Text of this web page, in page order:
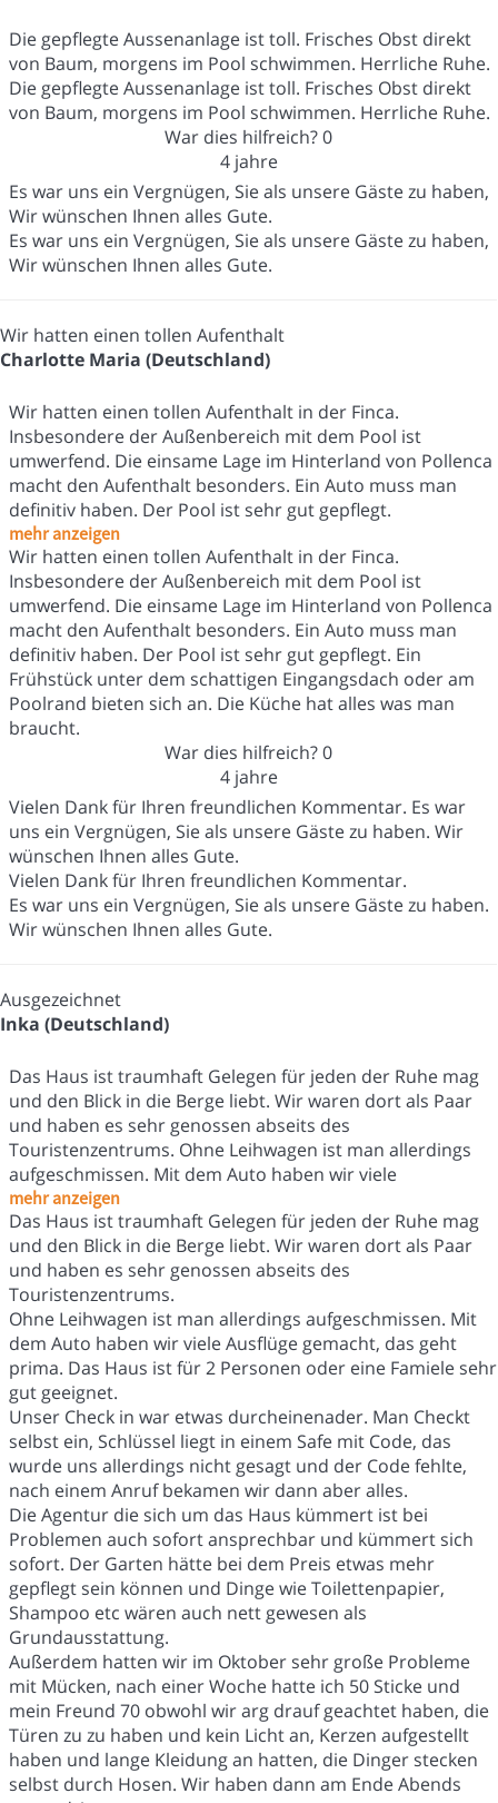
Die gepflegte Aussenanlage ist toll. Frisches Obst direkt
von Baum, morgens im Pool schwimmen. Herrliche Ruhe.
Die gepflegte Aussenanlage ist toll. Frisches Obst direkt
von Baum, morgens im Pool schwimmen. Herrliche Ruhe.
War dies hilfreich?0
4 jahre
Es war uns ein Vergnügen, Sie als unsere Gäste zu haben,
Wir wünschen Ihnen alles Gute.
Es war uns ein Vergnügen, Sie als unsere Gäste zu haben,
Wir wünschen Ihnen alles Gute.
Wir hatten einen tollen Aufenthalt
Charlotte Maria (Deutschland)
Wir hatten einen tollen Aufenthalt in der Finca.
Insbesondere der Außenbereich mit dem Pool ist
umwerfend. Die einsame Lage im Hinterland von Pollenca
macht den Aufenthalt besonders. Ein Auto muss man
definitiv haben. Der Pool ist sehr gut gepflegt.
mehr anzeigen
Wir hatten einen tollen Aufenthalt in der Finca.
Insbesondere der Außenbereich mit dem Pool ist
umwerfend. Die einsame Lage im Hinterland von Pollenca
macht den Aufenthalt besonders. Ein Auto muss man
definitiv haben. Der Pool ist sehr gut gepflegt. Ein
Frühstück unter dem schattigen Eingangsdach oder am
Poolrand bieten sich an. Die Küche hat alles was man
braucht.
War dies hilfreich?0
4 jahre
Vielen Dank für Ihren freundlichen Kommentar. Es war
uns ein Vergnügen, Sie als unsere Gäste zu haben. Wir
wünschen Ihnen alles Gute.
Vielen Dank für Ihren freundlichen Kommentar.
Es war uns ein Vergnügen, Sie als unsere Gäste zu haben.
Wir wünschen Ihnen alles Gute.
Ausgezeichnet
Inka (Deutschland)
Das Haus ist traumhaft Gelegen für jeden der Ruhe mag
und den Blick in die Berge liebt. Wir waren dort als Paar
und haben es sehr genossen abseits des
Touristenzentrums. Ohne Leihwagen ist man allerdings
aufgeschmissen. Mit dem Auto haben wir viele
mehr anzeigen
Das Haus ist traumhaft Gelegen für jeden der Ruhe mag
und den Blick in die Berge liebt. Wir waren dort als Paar
und haben es sehr genossen abseits des
Touristenzentrums.
Ohne Leihwagen ist man allerdings aufgeschmissen. Mit
dem Auto haben wir viele Ausflüge gemacht, das geht
prima. Das Haus ist für 2 Personen oder eine Famiele sehr
gut geeignet.
Unser Check in war etwas durcheinenader. Man Checkt
selbst ein, Schlüssel liegt in einem Safe mit Code, das
wurde uns allerdings nicht gesagt und der Code fehlte,
nach einem Anruf bekamen wir dann aber alles.
Die Agentur die sich um das Haus kümmert ist bei
Problemen auch sofort ansprechbar und kümmert sich
sofort. Der Garten hätte bei dem Preis etwas mehr
gepflegt sein können und Dinge wie Toilettenpapier,
Shampoo etc wären auch nett gewesen als
Grundausstattung.
Außerdem hatten wir im Oktober sehr große Probleme
mit Mücken, nach einer Woche hatte ich 50 Sticke und
mein Freund 70 obwohl wir arg drauf geachtet haben, die
Türen zu zu haben und kein Licht an, Kerzen aufgestellt
haben und lange Kleidung an hatten, die Dinger stecken
selbst durch Hosen. Wir haben dann am Ende Abends